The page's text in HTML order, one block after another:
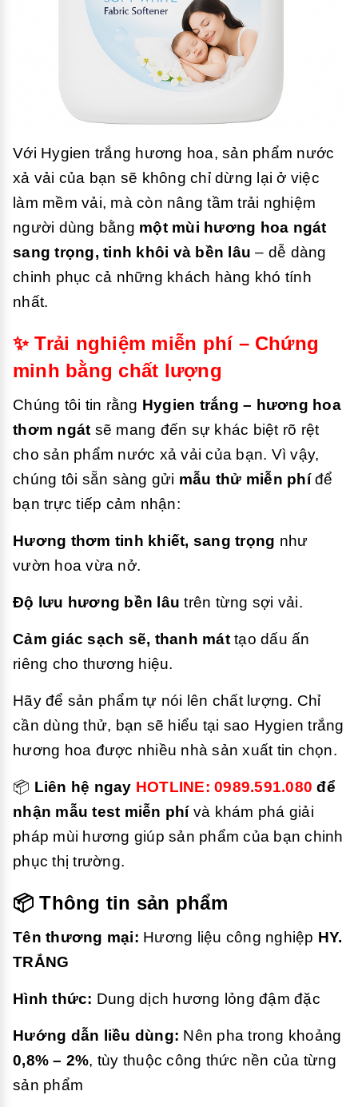
Với Hygien trắng hương hoa, sản phẩm nước
xả vải của bạn sẽ không chỉ dừng lại ở việc
làm mềm vải, mà còn nâng tầm trải nghiệm
người dùng bằng một mùi hương hoa ngát
sang trọng, tinh khôi và bền lâu – dễ dàng
chinh phục cả những khách hàng khó tính
nhất.
✨ Trải nghiệm miễn phí – Chứng
minh bằng chất lượng
Chúng tôi tin rằng Hygien trắng – hương hoa
thơm ngát sẽ mang đến sự khác biệt rõ rệt
cho sản phẩm nước xả vải của bạn. Vì vậy,
chúng tôi sẵn sàng gửi mẫu thử miễn phíđể
bạn trực tiếp cảm nhận:
Hương thơm tinh khiết, sang trọng như
vườn hoa vừa nở.
Độ lưu hương bền lâu trên từng sợi vải.
Cảm giác sạch sẽ, thanh máttạo dấu ấn
riêng cho thương hiệu.
Hãy để sản phẩm tự nói lên chất lượng. Chỉ
cần dùng thử, bạn sẽ hiểu tại sao Hygien trắng
hương hoa được nhiều nhà sản xuất tin chọn.
📦 Liên hệ ngay HOTLINE: 0989.591.080 để
nhận mẫu test miễn phívà khám phá giải
pháp mùi hương giúp sản phẩm của bạn chinh
phục thị trường.
📦 Thông tin sản phẩm
Tên thương mại: Hương liệu công nghiệp HY.
TRẮNG
Hình thức: Dung dịch hương lỏng đậm đặc
Hướng dẫn liều dùng: Nên pha trong khoảng
0,8% – 2%, tùy thuộc công thức nền của từng
sản phẩm